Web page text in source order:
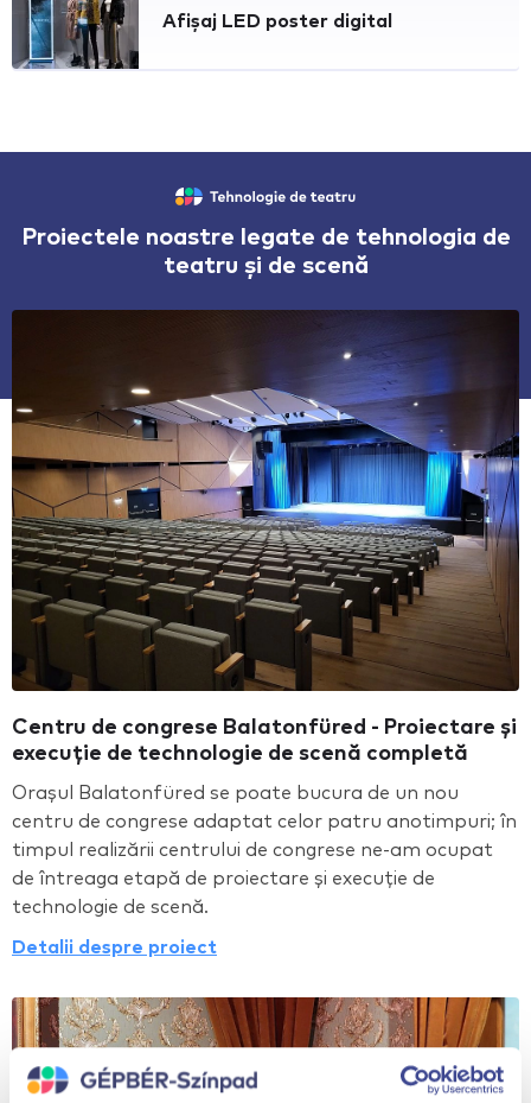
Afișaj LED poster digital
Proiectele noastre legate de tehnologia de
teatru și de scenă
Centru de congrese Balatonfüred - Proiectare și
execuție de technologie de scenă completă
Orașul Balatonfüred se poate bucura de un nou
centru de congrese adaptat celor patru anotimpuri; în
timpul realizării centrului de congrese ne-am ocupat
de întreaga etapă de proiectare și execuție de
technologie de scenă.
Detalii despre proiect